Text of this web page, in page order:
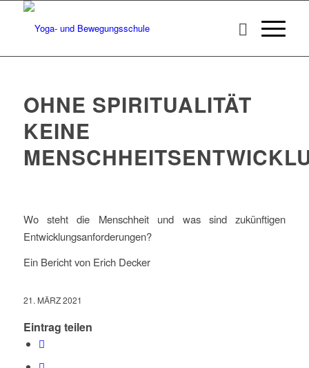
OHNE SPIRITUALITÄT
KEINE
Wo steht die Menschheit und was sind zukünftigen
Entwicklungsanforderungen?
Ein Bericht von Erich Decker
21. MÄRZ 2021
Eintrag teilen